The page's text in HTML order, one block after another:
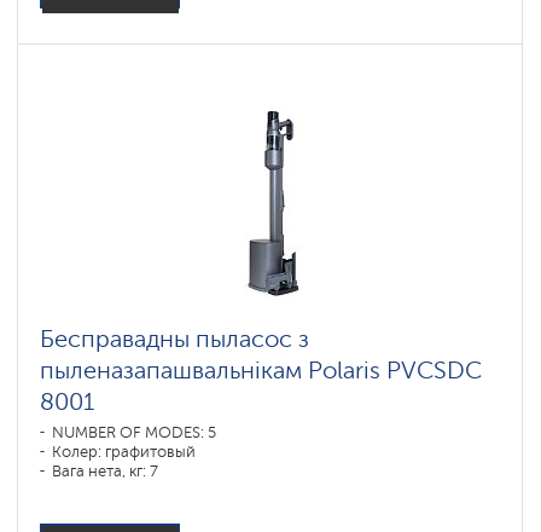
Бесправадны пыласос з
пыленазапашвальнікам Polaris PVCSDC
8001
NUMBER OF MODES: 5
Колер: графитовый
Вага нета, кг: 7